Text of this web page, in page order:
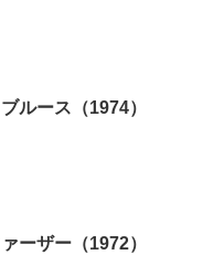
ルース（1974）
ーザー（1972）